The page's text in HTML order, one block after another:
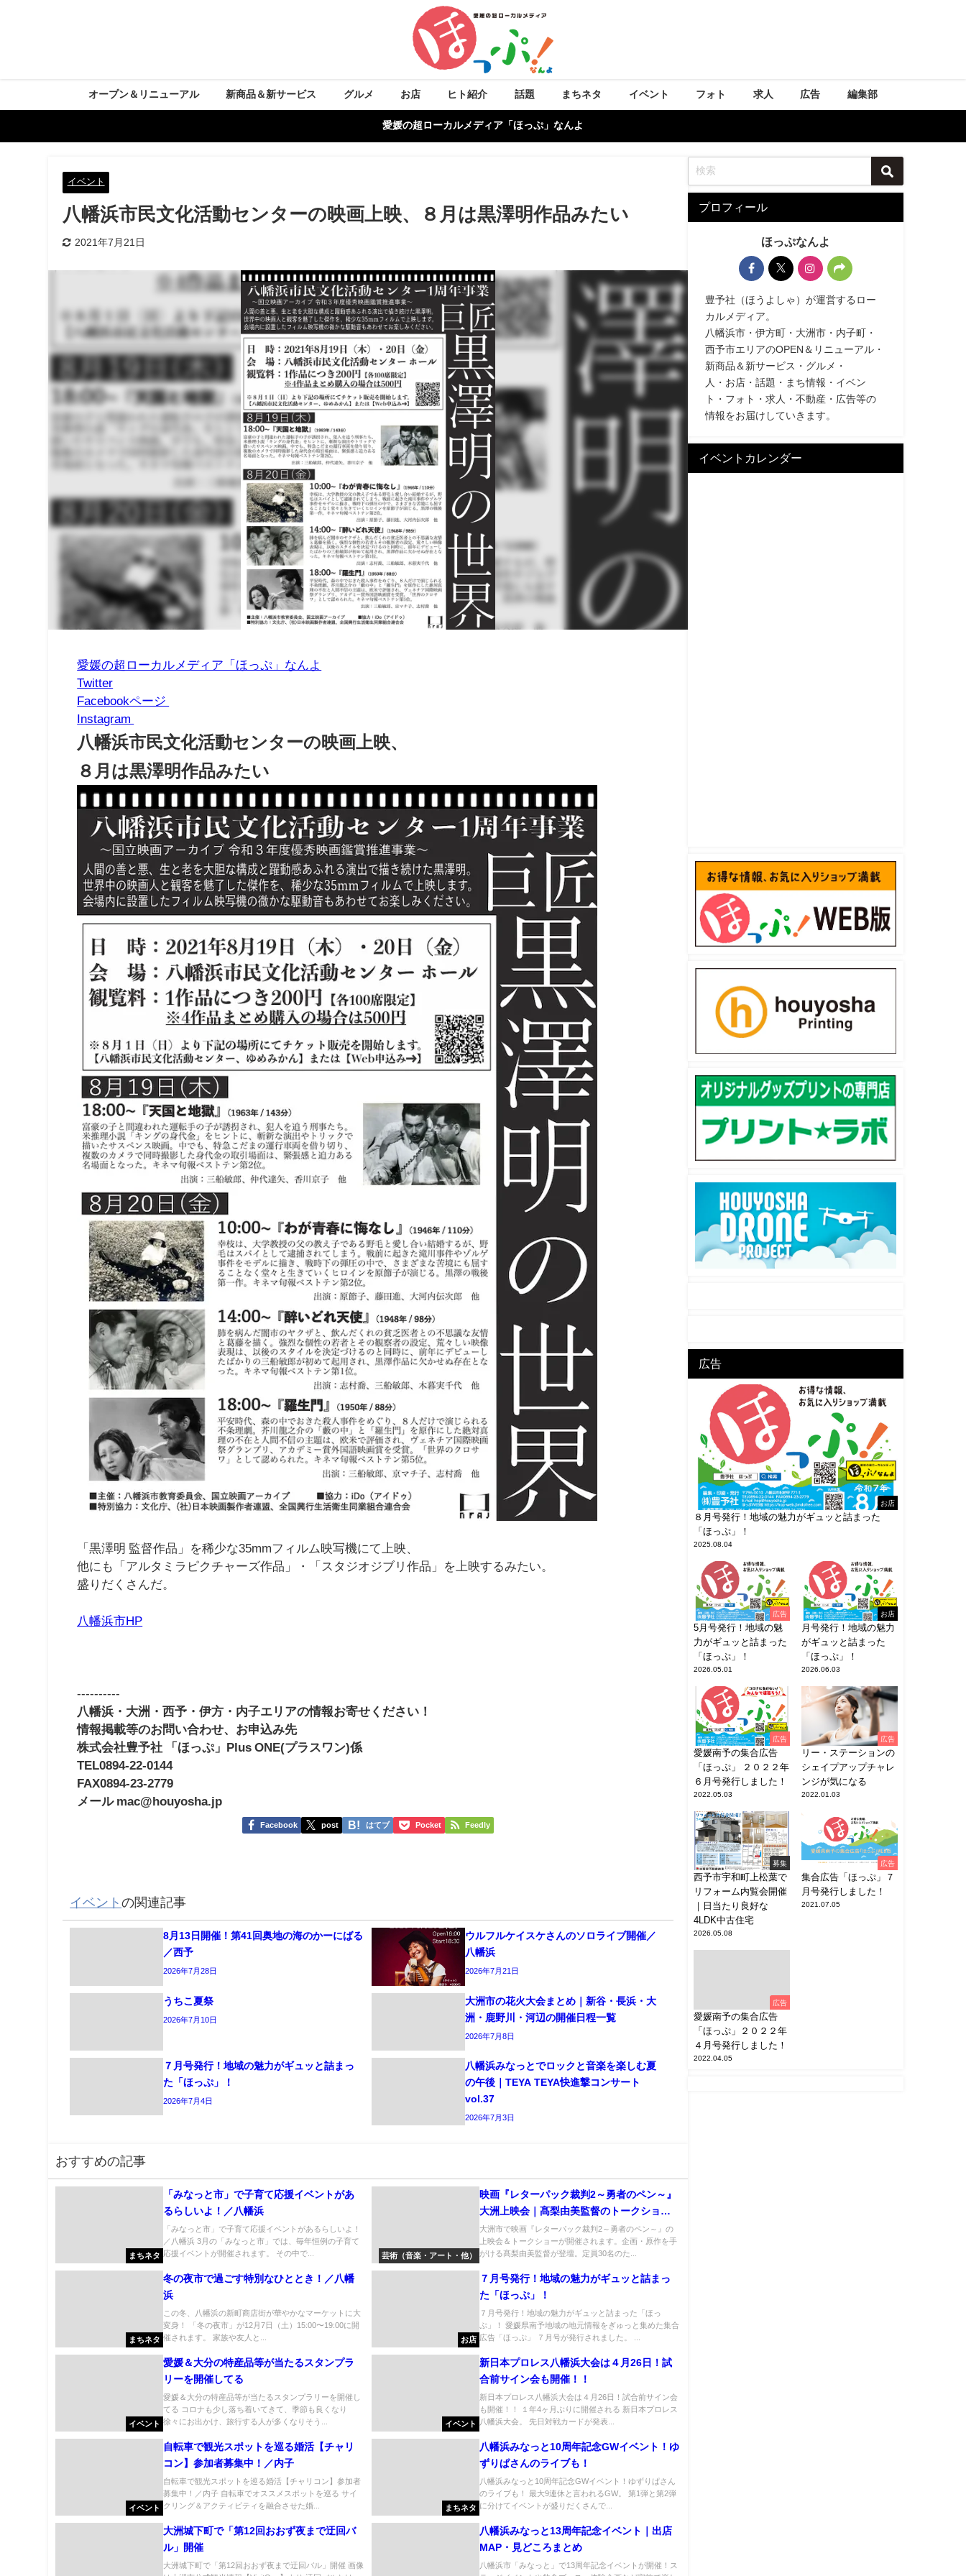
オープン＆リニューアル 新商品＆新サービス グルメ お店 ヒト紹介 話題 まちネタ イベント フォト 求人 広告 編集部
愛媛の超ローカルメディア「ほっぷ」なんよ
イベント
八幡浜市民文化活動センターの映画上映、８月は黒澤明作品みたい
2021年7月21日
愛媛の超ローカルメディア「ほっぷ」なんよ
Twitter
Facebookページ
Instagram
八幡浜市民文化活動センターの映画上映、
８月は黒澤明作品みたい
「黒澤明 監督作品」を稀少な35mmフィルム映写機にて上映、
他にも「アルタミラピクチャーズ作品」・「スタジオジブリ作品」を上映するみたい。
盛りだくさんだ。
八幡浜市HP
----------
八幡浜・大洲・西予・伊方・内子エリアの情報お寄せください！
情報掲載等のお問い合わせ、お申込み先
株式会社豊予社 「ほっぷ」Plus ONE(プラスワン)係
TEL0894-22-0144
FAX0894-23-2779
メール mac@houyosha.jp
Facebook post はてブ Pocket Feedly
イベントの関連記事
8月13日開催！第41回奥地の海のかーにばる
／西予
2026年7月28日
ウルフルケイスケさんのソロライブ開催／
八幡浜
2026年7月21日
うちこ夏祭
2026年7月10日
大洲市の花火大会まとめ｜新谷・長浜・大
洲・鹿野川・河辺の開催日程一覧
2026年7月8日
７月号発行！地域の魅力がギュッと詰まっ
た「ほっぷ」！
2026年7月4日
八幡浜みなっとでロックと音楽を楽しむ夏
の午後｜TEYA TEYA快進撃コンサート
vol.37
2026年7月3日
おすすめの記事
まちネタ
「みなっと市」で子育て応援イベントがあ
るらしいよ！／八幡浜
「みなっと市」で子育て応援イベントがあるらしいよ！
／八幡浜 3月の「みなっと市」では、毎年恒例の子育て
応援イベントが開催されます。 その中で...
芸術（音楽・アート・他）
映画『レターパック裁判2～勇者のペン～』
大洲上映会｜髙梨由美監督のトークショー
も開催
大洲市で映画『レターパック裁判2～勇者のペン～』の
上映会＆トークショーが開催されます。企画・原作を手
がける髙梨由美監督が登壇。定員30名のた...
まちネタ
冬の夜市で過ごす特別なひととき！／八幡
浜
この冬、八幡浜の新町商店街が華やかなマーケットに大
変身！ 「冬の夜市」が12月7日（土）15:00〜19:00に開
催されます。 家族や友人と...
お店
７月号発行！地域の魅力がギュッと詰まっ
た「ほっぷ」！
７月号発行！地域の魅力がギュッと詰まった「ほっ
ぷ」！ 愛媛県南予地域の地元情報をぎゅっと集めた集合
広告「ほっぷ」 ７月号が発行されました。 ...
イベント
愛媛＆大分の特産品等が当たるスタンプラ
リーを開催してる
愛媛＆大分の特産品等が当たるスタンプラリーを開催し
てる コロナも少し落ち着いてきて、季節も良くなり
徐々にお出かけ、旅行する人が多くなりそう...
イベント
新日本プロレス八幡浜大会は４月26日！試
合前サイン会も開催！！
新日本プロレス八幡浜大会は４月26日！試合前サイン会
も開催！！ １年4ヶ月ぶりに開催される 新日本プロレス
八幡浜大会。 先日対戦カードが発表...
イベント
自転車で観光スポットを巡る婚活【チャリ
コン】参加者募集中！／内子
自転車で観光スポットを巡る婚活【チャリコン】参加者
募集中！／内子 自転車でオススメスポットを巡る サイ
クリング＆アクティビティを融合させた婚...
まちネタ
八幡浜みなっと10周年記念GWイベント！ゆ
ずりぱさんのライブも！
八幡浜みなっと10周年記念GWイベント！ゆずりぱさん
のライブも！ 最大9連休と言われるGW。 第1弾と第2弾
に分けてイベントが盛りだくさんで...
大洲城下町で「第12回おおず夜まで迂回バ
ル」開催
大洲城下町で「第12回おおず夜まで迂回バル」開催 画像
八幡浜みなっと13周年記念イベント｜出店
MAP・見どころまとめ
八幡浜市「みなっと」で13周年記念イベントが開催！ス
プロフィール
ほっぷなんよ
豊予社（ほうよしゃ）が運営するロー
カルメディア。
八幡浜市・伊方町・大洲市・内子町・
西予市エリアのOPEN＆リニューアル・
新商品＆新サービス・グルメ・
人・お店・話題・まち情報・イベン
ト・フォト・求人・不動産・広告等の
情報をお届けしていきます。
イベントカレンダー
広告
お店
８月号発行！地域の魅力がギュッと詰まった
「ほっぷ」！
2025.08.04
広告
5月号発行！地域の魅
力がギュッと詰まった
「ほっぷ」！
2026.05.01
お店
月号発行！地域の魅力
がギュッと詰まった
「ほっぷ」！
2026.06.03
広告
愛媛南予の集合広告
「ほっぷ」 ２０２２年
６月号発行しました！
2022.05.03
広告
リー・ステーションの
シェイプアップチャレ
ンジが気になる
2022.01.03
募集
西予市宇和町上松葉で
リフォーム内覧会開催
｜日当たり良好な
4LDK中古住宅
2026.05.08
広告
集合広告「ほっぷ」７
月号発行しました！
2021.07.05
広告
愛媛南予の集合広告
「ほっぷ」２０２２年
４月号発行しました！
2022.04.05